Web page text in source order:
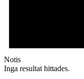
Notis
Inga resultat hittades.